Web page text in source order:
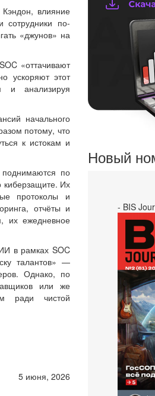
влияние
сотрудники по-
«джунов» на
«оттачивают
ускоряют этот
и анализируя
начального
потому, что
к истокам и
по
киберзащите. Их
протоколы и
отчёты и
их ежедневное
в рамках SOC
талантов» —
Однако, по
или же
ради чистой
5 июня, 2026
Новый
- BIS